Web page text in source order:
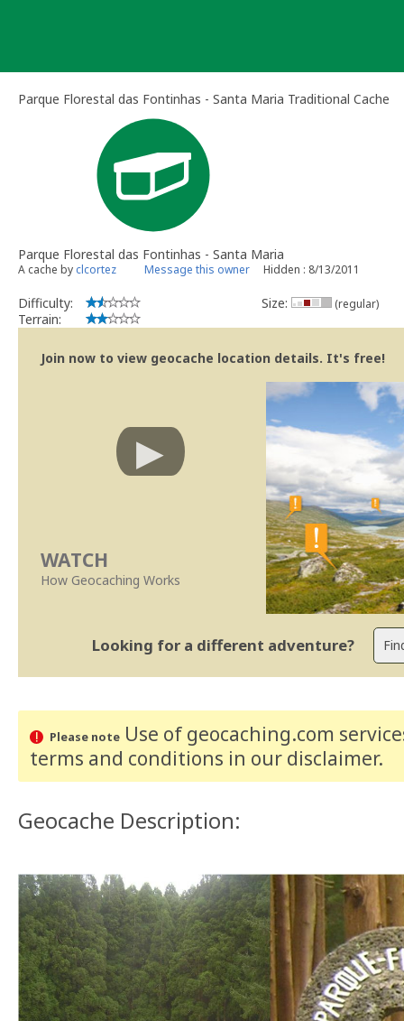
Parque Florestal das Fontinhas - Santa Maria Traditional Cache
Parque Florestal das Fontinhas - Santa Maria
A cache by clcortez Message this owner Hidden : 8/13/2011
Difficulty:
Terrain:
Size: (regular)
Join now to view geocache location details. It's free!
WATCH
How Geocaching Works
Looking for a different adventure?
Please noteUse of geocaching.com
terms and conditions in our disclaimer.
Geocache Description: